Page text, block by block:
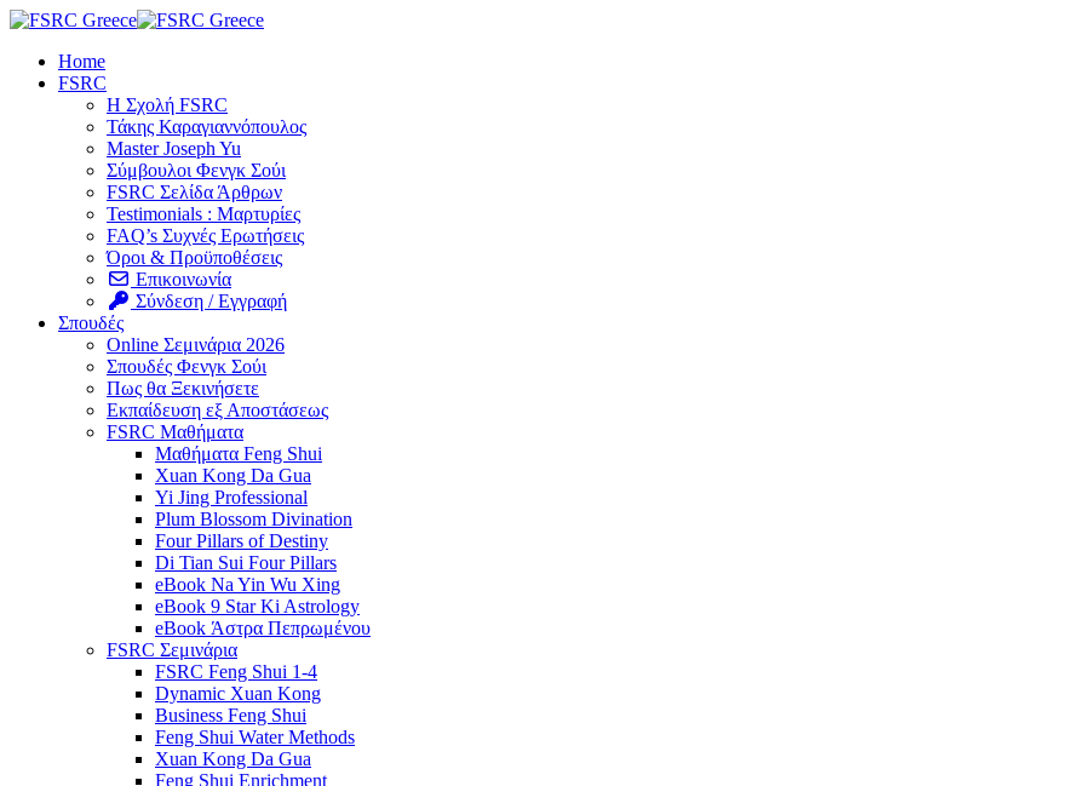
Skip
contentHome
FSRC
Η Σχολή FSRC
Τάκης Καραγιαννόπουλος
Master Joseph Yu
Σύμβουλοι Φενγκ Σούι
FSRC Σελίδα Άρθρων
Testimonials : Μαρτυρίες
FAQ’s Συχνές Ερωτήσεις
Όροι & Προϋποθέσεις
Επικοινωνία
Σύνδεση / Εγγραφή
Σπουδές
Online Σεμινάρια 2026
Σπουδές Φενγκ Σούι
Πως θα Ξεκινήσετε
Εκπαίδευση εξ Αποστάσεως
FSRC Μαθήματα
Μαθήματα Feng Shui
Xuan Kong Da Gua
Yi Jing Professional
Plum Blossom Divination
Four Pillars of Destiny
Di Tian Sui Four Pillars
eBook Na Yin Wu Xing
eBook 9 Star Ki Astrology
eBook Άστρα Πεπρωμένου
FSRC Σεμινάρια
FSRC Feng Shui 1-4
Dynamic Xuan Kong
Business Feng Shui
Feng Shui Water Methods
Xuan Kong Da Gua
Feng Shui Enrichment